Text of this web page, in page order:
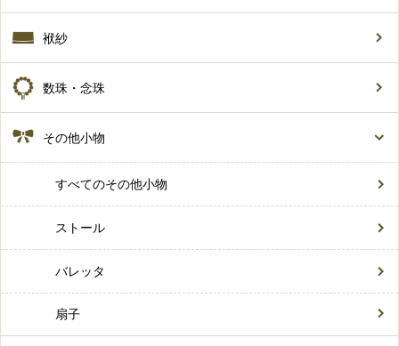
袱紗
数珠・念珠
その他小物
すべてのその他小物
ストール
バレッタ
扇子